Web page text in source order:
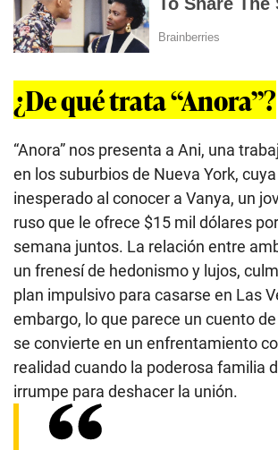
¿De qué trata “Anora”?
“Anora” nos presenta a Ani, una
en los suburbios de Nueva York,
inesperado al conocer a Vanya, un
ruso que le ofrece $15 mil dólares
semana juntos. La relación entre
un frenesí de hedonismo y lujos,
plan impulsivo para casarse en Las
embargo, lo que parece un cuento
se convierte en un enfrentamiento
realidad cuando la poderosa familia
irrumpe para deshacer la unión.